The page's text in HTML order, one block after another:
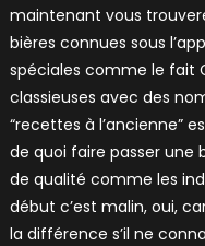
maintenant vous
bières connues sous
spéciales comme le fait
classieuses avec des
“recettes à l’ancienne”
de quoi faire passer une
de qualité comme les
début c’est malin, oui,
la différence s’il ne